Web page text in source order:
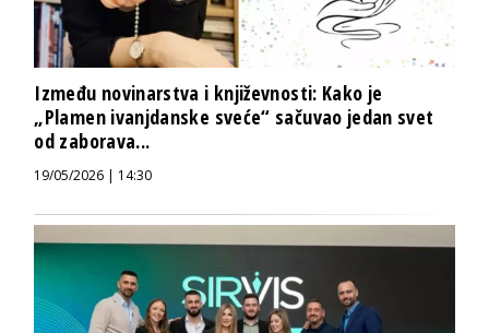
Između novinarstva i književnosti: Kako je
„Plamen ivanjdanske sveće“ sačuvao jedan svet
od zaborava...
19/05/2026 | 14:30